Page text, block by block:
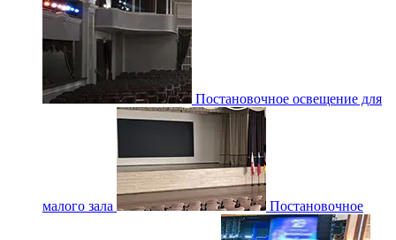
Постановочное освещение для
малого зала Постановочное